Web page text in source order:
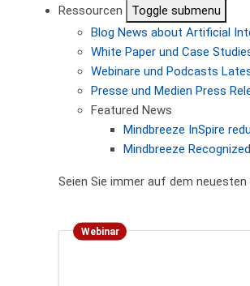
Ressourcen
Toggle submenu
Blog News about Artificial
White Paper und Case
Webinare und Podcasts
Presse und Medien Press
Featured News
Mindbreeze InSpire
Mindbreeze
Seien Sie immer auf dem neuesten
Webinar